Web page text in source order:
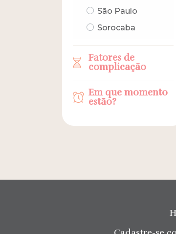
São Paulo
Sorocaba
Fatores de
complicação
Em que momento
estão?